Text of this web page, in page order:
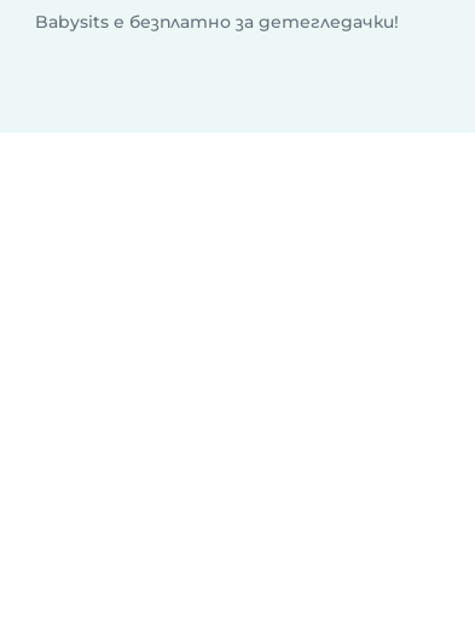
Babysits е безплатно за детегледачки!